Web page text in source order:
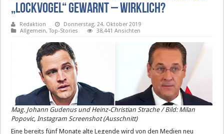
„Lockvogel“ gewarnt – wirklich?
Redaktion
Donnerstag, 24. Oktober 2019
Allgemein,Top-Stories 38,441 Ansichten
Mag. Johann Gudenus und Heinz-Christian Strache / Bild: Milan
Popovic, Instagram Screenshot (Ausschnitt)
Eine bereits fünf Monate alte Legende wird von den Medien neu